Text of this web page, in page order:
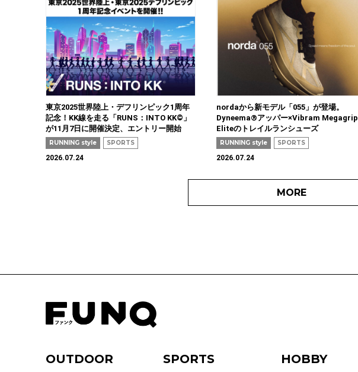
東京2025世界陸上・デフリンピック1周年
記念！KK線を走る「RUNS：INTO KK©」
が11月7日に開催決定、エントリー開始
RUNNING style SPORTS
2026.07.24
nordaから新モデル「055」が登場。
Dyneema®アッパー×Vibram Megagrip
Eliteのトレイルランシューズ
RUNNING style SPORTS
2026.07.24
MORE
OUTDOOR SPORTS HOBBY